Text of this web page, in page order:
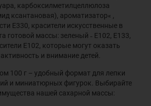
карбоксилметилцеллюлоза
ксантановая), ароматизатор« ,
Е330, красители искусственные в
готовой массы: зеленый ˗ Е102, Е133,
Е102, которые могут оказать
и внимание детей.
100 г – удобный формат для лепки
и миниатюрных фигурок. Выбирайте
нашей сахарной массы: